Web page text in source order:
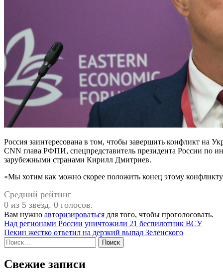
Россия заинтересована в том, чтобы завершить конфликт на
CNN глава РФПИ, спецпредставитель президента России по
зарубежными странами Кирилл Дмитриев.
«Мы хотим как можно скорее положить конец этому
Средний рейтинг
0 из 5 звезд. 0 голосов.
Вам нужно авторизироваться для того, чтобы проголосовать.
Навигация
по
записям
Над регионами России уничтожили 21 беспилотник ВСУ
Пекин жестко ответил на дерзкий выпад Зеленского
Найти:
Свежие записи